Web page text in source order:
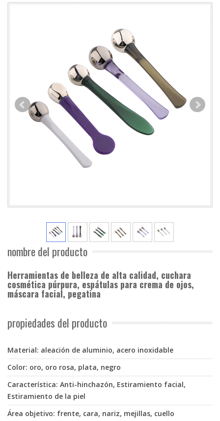
nombre del producto
Herramientas de belleza de alta calidad, cuchara
cosmética púrpura, espátulas para crema de ojos,
máscara facial, pegatina
propiedades del producto
Material: aleación de aluminio, acero inoxidable
Color: oro, oro rosa, plata, negro
Característica: Anti-hinchazón, Estiramiento facial,
Estiramiento de la piel
Área objetivo: frente, cara, nariz, mejillas, cuello